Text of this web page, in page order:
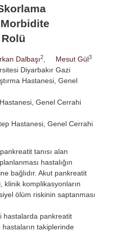
Dalbaşı2 Mesut Gül3
Diyarbakır Gazi
Hastanesi, Genel
Genel Cerrahi
Hastanesi, Genel Cerrahi
tanısı alan
hastalığın
bağlıdır. Akut pankreatit
klinik komplikasyonların
ölüm riskinin saptanması
hastalarda pankreatit
takiplerinde